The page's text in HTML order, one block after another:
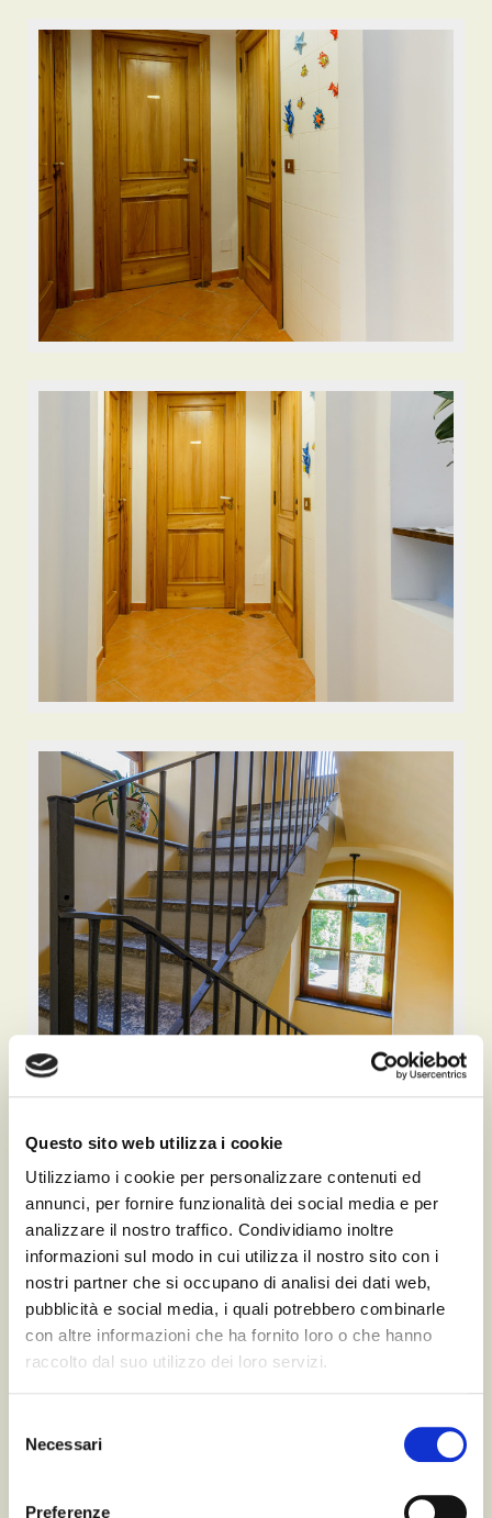
Questo sito web utilizza i cookie
Utilizziamo i cookie per personalizzare contenuti ed
annunci, per fornire funzionalità dei social media e per
analizzare il nostro traffico. Condividiamo inoltre
informazioni sul modo in cui utilizza il nostro sito con i
nostri partner che si occupano di analisi dei dati web,
pubblicità e social media, i quali potrebbero combinarle
con altre informazioni che ha fornito loro o che hanno
raccolto dal suo utilizzo dei loro servizi.
delNecessari
Preferenze